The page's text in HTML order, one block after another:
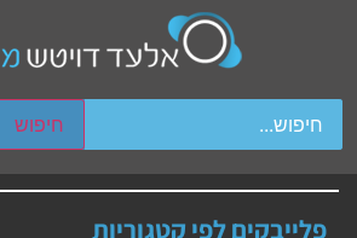
חיפושby touch or with swipe gestures.
פלייבקים לפי קטגוריות